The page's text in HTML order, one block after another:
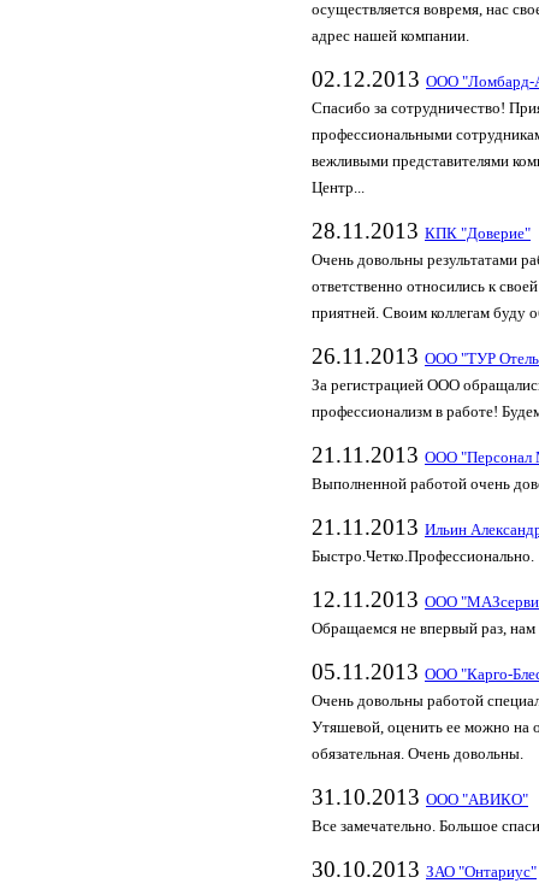
осуществляется вовремя, нас
адрес нашей компании.
02.12.2013 ООО "Ломбард-
Спасибо за сотрудничество!
профессиональными
вежливыми представителями
Центр...
28.11.2013 КПК "Доверие"
Очень довольны результатами
ответственно относились к
приятней. Своим коллегам буду
26.11.2013 ООО "ТУР
За регистрацией ООО
профессионализм в работе!
21.11.2013 ООО "Персонал
Выполненной работой очень
21.11.2013 Ильин
Быстро.Четко.Профессионально.
12.11.2013 ООО
Обращаемся не впервый раз, нам
05.11.2013 ООО "Карго-
Очень довольны работой
Утяшевой, оценить ее можно на
обязательная. Очень довольны.
31.10.2013 ООО "АВИКО"
Все замечательно. Большое
30.10.2013 ЗАО "Онтариус"